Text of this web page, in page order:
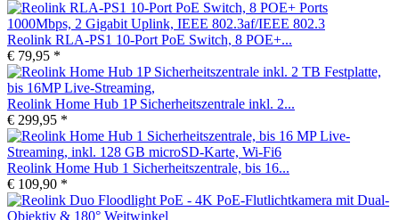
Reolink RLA-PS1 10-Port PoE Switch, 8 POE+...
€ 79,95 *
Reolink Home Hub 1P Sicherheitszentrale inkl. 2...
€ 299,95 *
Reolink Home Hub 1 Sicherheitszentrale, bis 16...
€ 109,90 *